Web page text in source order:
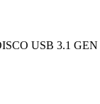
USB 3.1